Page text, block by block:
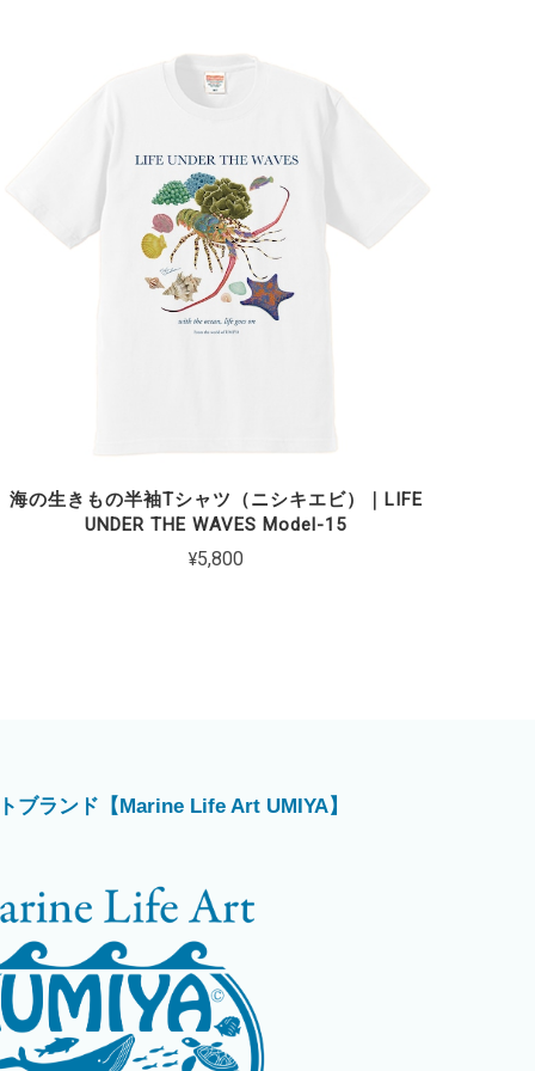
海の生きもの半袖Tシャツ（ニシキエビ）｜LIFE
UNDER THE WAVES Model-15
¥5,800
ブランド【Marine Life Art UMIYA】